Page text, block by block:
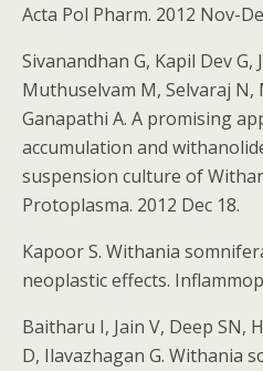
Acta Pol Pharm. 2012 Nov-
Sivanandhan G, Kapil Dev G,
Muthuselvam M, Selvaraj N,
Ganapathi A. A promising
accumulation and
suspension culture of
Protoplasma. 2012 Dec 18.
Kapoor S. Withania
neoplastic effects.
Baitharu I, Jain V, Deep SN,
D, Ilavazhagan G. Withania